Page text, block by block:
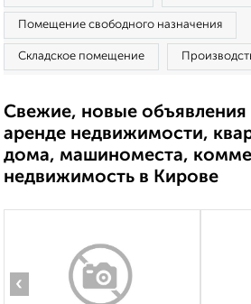
Помещение свободного назначения
Складское помещение
Свежие, новые
аренде недвижимости,
дома, машиноместа,
недвижимость в Кирове
‹